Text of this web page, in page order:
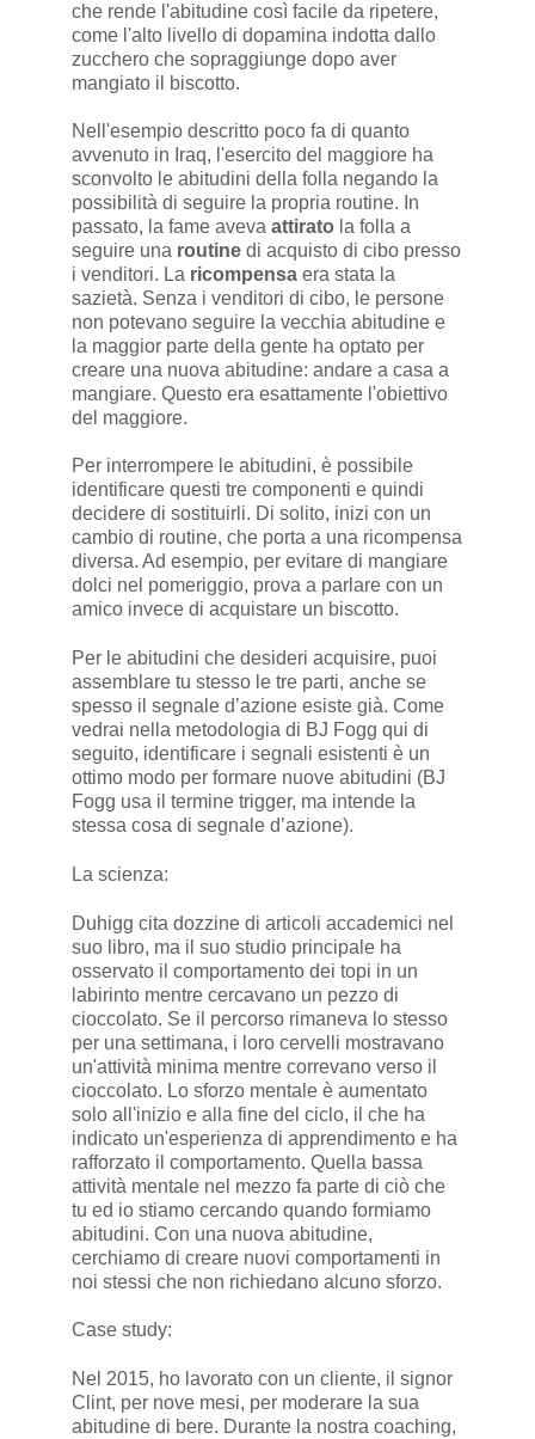
che rende l'abitudine così facile da ripetere,
come l'alto livello di dopamina indotta dallo
zucchero che sopraggiunge dopo aver
mangiato il biscotto.
Nell'esempio descritto poco fa di quanto
avvenuto in Iraq, l'esercito del maggiore ha
sconvolto le abitudini della folla negando la
possibilità di seguire la propria routine. In
passato, la fame aveva attirato la folla a
seguire una routinedi acquisto di cibo presso
i venditori. La ricompensaera stata la
sazietà. Senza i venditori di cibo, le persone
non potevano seguire la vecchia abitudine e
la maggior parte della gente ha optato per
creare una nuova abitudine: andare a casa a
mangiare. Questo era esattamente l'obiettivo
del maggiore.
Per interrompere le abitudini, è possibile
identificare questi tre componenti e quindi
decidere di sostituirli. Di solito, inizi con un
cambio di routine, che porta a una ricompensa
diversa. Ad esempio, per evitare di mangiare
dolci nel pomeriggio, prova a parlare con un
amico invece di acquistare un biscotto.
Per le abitudini che desideri acquisire, puoi
assemblare tu stesso le tre parti, anche se
spesso il segnale d’azione esiste già. Come
vedrai nella metodologia di BJ Fogg qui di
seguito, identificare i segnali esistenti è un
ottimo modo per formare nuove abitudini (BJ
Fogg usa il termine trigger, ma intende la
stessa cosa di segnale d’azione).
La scienza:
Duhigg cita dozzine di articoli accademici nel
suo libro, ma il suo studio principale ha
osservato il comportamento dei topi in un
labirinto mentre cercavano un pezzo di
cioccolato. Se il percorso rimaneva lo stesso
per una settimana, i loro cervelli mostravano
un'attività minima mentre correvano verso il
cioccolato. Lo sforzo mentale è aumentato
solo all'inizio e alla fine del ciclo, il che ha
indicato un'esperienza di apprendimento e ha
rafforzato il comportamento. Quella bassa
attività mentale nel mezzo fa parte di ciò che
tu ed io stiamo cercando quando formiamo
abitudini. Con una nuova abitudine,
cerchiamo di creare nuovi comportamenti in
noi stessi che non richiedano alcuno sforzo.
Case study:
Nel 2015, ho lavorato con un cliente, il signor
Clint, per nove mesi, per moderare la sua
abitudine di bere. Durante la nostra coaching,